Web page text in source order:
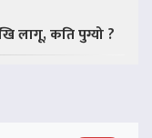
लागू, कति पुग्यो ?